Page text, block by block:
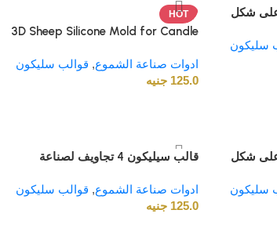
على شكل
سعة 180 جرام، قابل
غير
سليكون
HOT
3D Sheep Silicone Mold for Candle
Shaped for Candle, and Soap
making Farmhouse Decor, & Hand-
ادوات صناعة الشموع, قوالب سليكون
125.0 جنيه
على شكل
سليكون
قالب سيليكون 4 تجاويف لصناعة
لمشروعات الشموع والصابون اليدوية
ادوات صناعة الشموع, قوالب سليكون
125.0 جنيه